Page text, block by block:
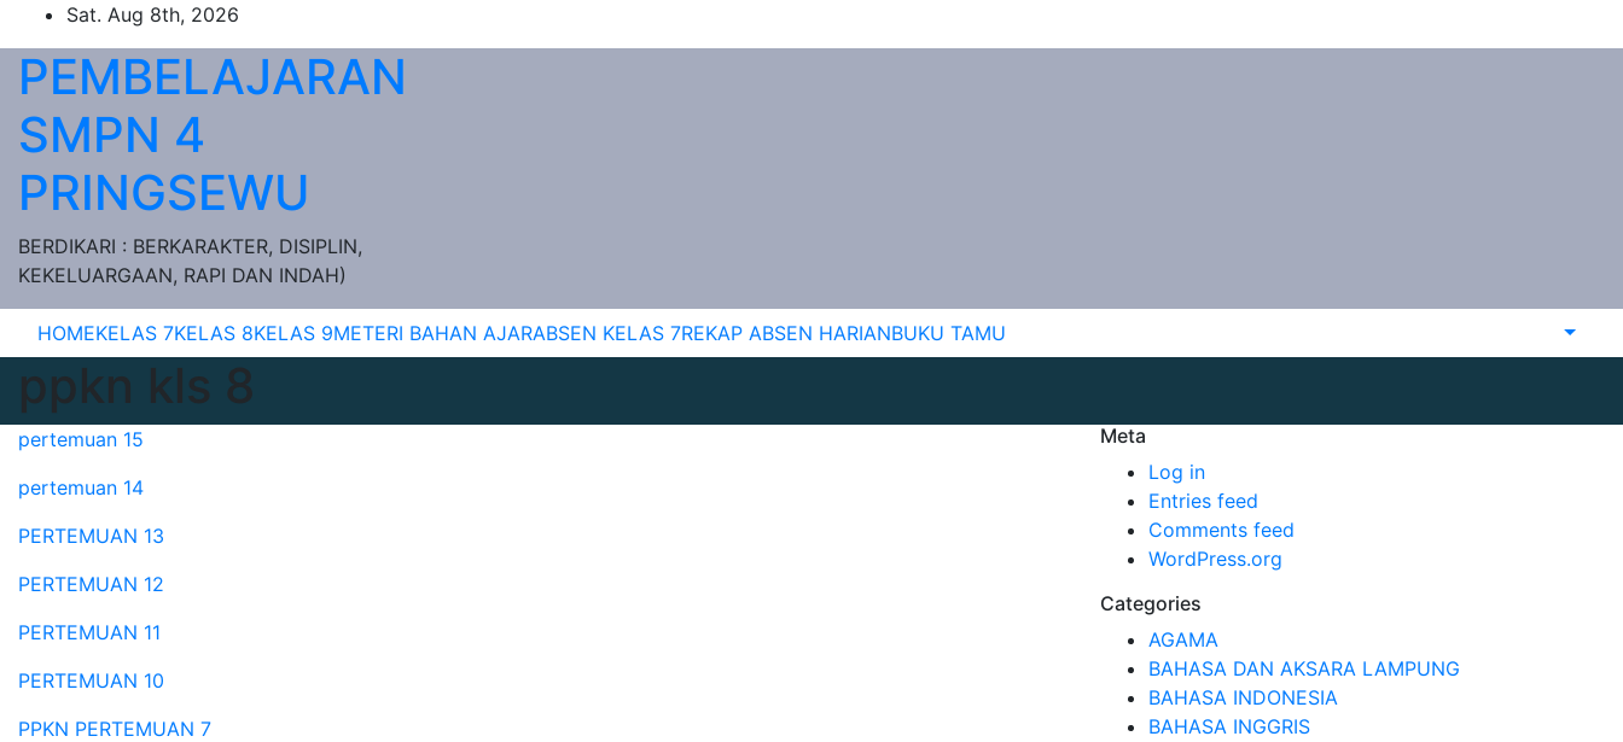
to
content
Sat. Aug 8th, 2026
PEMBELAJARAN
SMPN 4
PRINGSEWU
BERDIKARI : BERKARAKTER, DISIPLIN,
KEKELUARGAAN, RAPI DAN INDAH)
HOMEKELAS 7KELAS 8KELAS 9METERI BAHAN AJARABSEN KELAS 7REKAP ABSEN HARIANBUKU TAMU
ppkn kls 8
pertemuan 15
pertemuan 14
PERTEMUAN 13
PERTEMUAN 12
PERTEMUAN 11
PERTEMUAN 10
PPKN PERTEMUAN 7
Meta
Log in
Entries feed
Comments feed
WordPress.org
Categories
AGAMA
BAHASA DAN AKSARA LAMPUNG
BAHASA INDONESIA
BAHASA INGGRIS